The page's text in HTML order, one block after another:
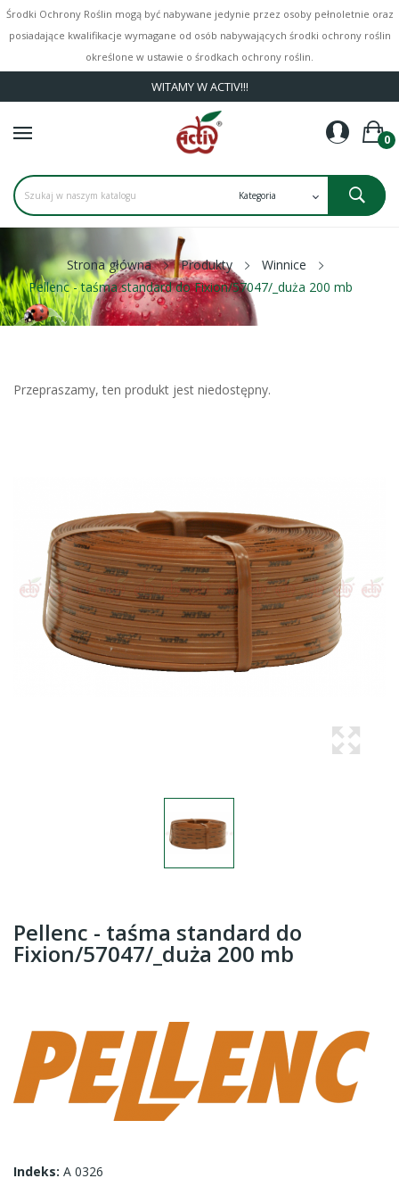
Środki Ochrony Roślin mogą być nabywane jedynie przez osoby pełnoletnie oraz
posiadające kwalifikacje wymagane od osób nabywających środki ochrony roślin
określone w ustawie o środkach ochrony roślin.
WITAMY W ACTIV!!!
0
Strona główna Produkty
Winnice
Pellenc - taśma standard do Fixion/57047/_duża 200 mb
Przepraszamy, ten produkt jest niedostępny.
Pellenc - taśma standard do
Fixion/57047/_duża 200 mb
Indeks: A 0326